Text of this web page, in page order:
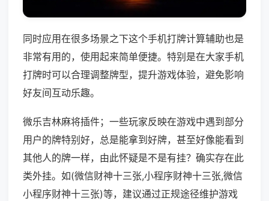
同时应用在很多场景之下这个手机打牌计算辅助也是
非常有用的，使用起来简单便捷。特别是在大家手机
打牌时可以合理调整牌型，提升游戏体验，避免影响
好友间互动乐趣。
微乐吉林麻将插件；一些玩家反映在游戏中遇到部分
用户的牌特别好，总是能拿到好牌，甚至好像能看到
其他人的牌一样，由此怀疑是不是有挂？确实存在此
类外挂。如(微信财神十三张,小程序财神十三张,微信
小程序财神十三张)等，建议通过正规途径维护游戏